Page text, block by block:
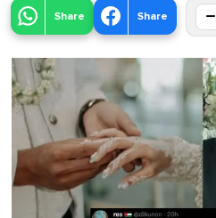
Share Share −